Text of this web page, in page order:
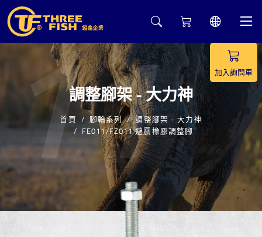
調整腳架 - 大力神
首頁 腳輪系列
調整腳架 - 大力神
FE011/FZ011 避震橡膠調整腳
加入詢問車
11